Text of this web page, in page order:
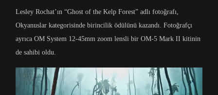
Lesley Rochat’ın “Ghost of the Kelp Forest” adlı fotoğrafı,
Okyanuslar kategorisinde birincilik ödülünü kazandı. Fotoğrafçı
ayrıca OM System 12-45mm zoom lensli bir OM-5 Mark II kitinin
de sahibi oldu.